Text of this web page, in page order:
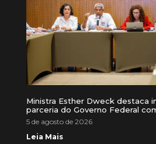
Ministra Esther Dweck destaca
parceria do Governo Federal
5 de agosto de 2026
Leia Mais